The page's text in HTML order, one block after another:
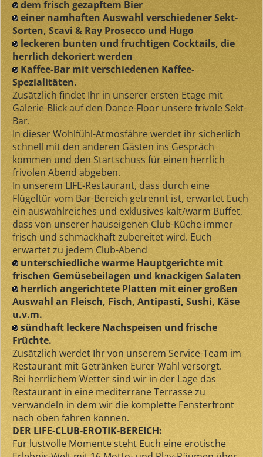
dem frisch gezapftem Bier
einer namhaften Auswahl verschiedener Sekt-
Sorten, Scavi & Ray Prosecco und Hugo
leckeren bunten und fruchtigen Cocktails, die
herrlich dekoriert werden
Kaffee-Bar mit verschiedenen Kaffee-
Spezialitäten.
Zusätzlich findet Ihr in unserer ersten Etage mit
Galerie-Blick auf den Dance-Floor unsere frivole Sekt-
Bar.
In dieser Wohlfühl-Atmosfähre werdet ihr sicherlich
schnell mit den anderen Gästen ins Gespräch
kommen und den Startschuss für einen herrlich
frivolen Abend abgeben.
In unserem LIFE-Restaurant, dass durch eine
Flügeltür vom Bar-Bereich getrennt ist, erwartet Euch
ein auswahlreiches und exklusives kalt/warm Buffet,
dass von unserer hauseigenen Club-Küche immer
frisch und schmackhaft zubereitet wird. Euch
erwartet zu jedem Club-Abend
unterschiedliche warme Hauptgerichte mit
frischen Gemüsebeilagen und knackigen Salaten
herrlich angerichtete Platten mit einer großen
Auswahl an Fleisch, Fisch, Antipasti, Sushi, Käse
u.v.m.
sündhaft leckere Nachspeisen und frische
Früchte.
Zusätzlich werdet Ihr von unserem Service-Team im
Restaurant mit Getränken Eurer Wahl versorgt.
Bei herrlichem Wetter sind wir in der Lage das
Restaurant in eine mediterrane Terrasse zu
verwandeln in dem wir die komplette Fensterfront
nach oben fahren können.
DER LIFE-CLUB-EROTIK-BEREICH:
Für lustvolle Momente steht Euch eine erotische